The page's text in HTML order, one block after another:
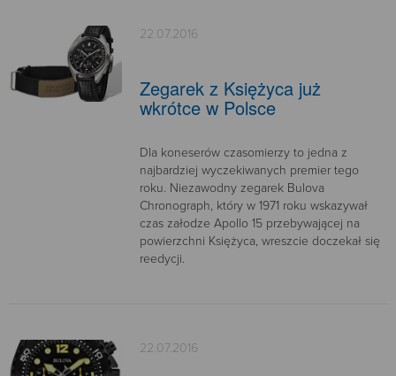
22.07.2016
Zegarek z Księżyca już
wkrótce w Polsce
Dla koneserów czasomierzy to jedna z
najbardziej wyczekiwanych premier tego
roku. Niezawodny zegarek Bulova
Chronograph, który w 1971 roku wskazywał
czas załodze Apollo 15 przebywającej na
powierzchni Księżyca, wreszcie doczekał się
reedycji.
22.07.2016